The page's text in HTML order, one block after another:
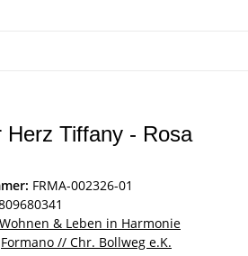
Herz Tiffany - Rosa
FRMA-002326-01
Wohnen & Leben in Harmonie
Formano // Chr. Bollweg e.K.